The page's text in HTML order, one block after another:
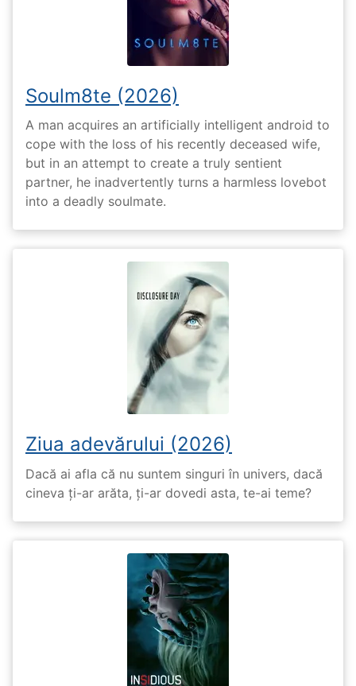
Soulm8te (2026)
A man acquires an artificially intelligent android to
cope with the loss of his recently deceased wife,
but in an attempt to create a truly sentient
partner, he inadvertently turns a harmless lovebot
into a deadly soulmate.
Ziua adevărului (2026)
Dacă ai afla că nu suntem singuri în univers, dacă
cineva ți-ar arăta, ți-ar dovedi asta, te-ai teme?